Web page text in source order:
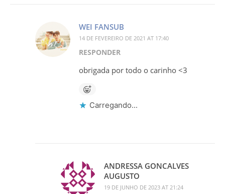
WEI FANSUB
14 DE FEVEREIRO DE 2021 AT 17:40
RESPONDER
obrigada por todo o carinho <3
Carregando...
ANDRESSA GONCALVES
AUGUSTO
19 DE JUNHO DE 2023 AT 21:24